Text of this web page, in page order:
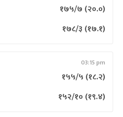
१७५/७ (२०.०)
१७८/३ (१७.१)
03:15 pm
१५५/५ (१८.२)
१५२/१० (१९.४)